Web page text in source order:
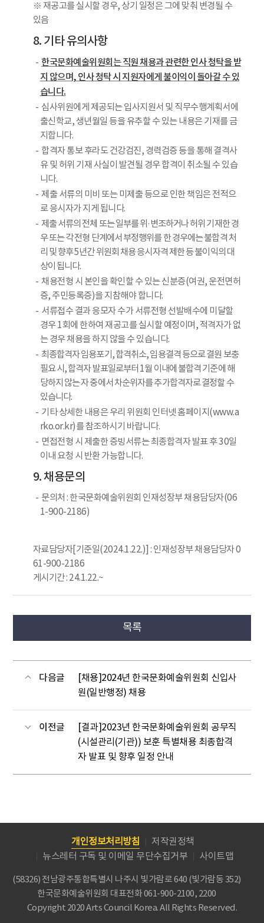
※ 재공고를 실시할 경우, 상기 일정은 그에 맞춰 변경될 수
있음
8. 기타 유의사항
한국문화예술위원회는 직원 채용과 관련한 인사 청탁을 받
지 않으며, 인사 청탁 시 지원자에게 불이익이 돌아갈 수 있
습니다.
심사위원에게 제공되는 입사지원서 및 직무수행계획서에
출신학교, 생년월일 등을 유추할 수 있는 내용은 기재를 금
지합니다.
합격자 통보 후라도 건강검진, 경력검증 등을 통해 결격사
유 및 허위 기재 사실이 발견될 경우 합격이 취소될 수 있습
니다.
제출 서류의 미비 또는 미제출 등으로 인한 책임은 전적으
로 응시자가 지게 됩니다.
제출 서류의 전체 또는 일부를 위·변조하거나 허위 기재한 경
우 또는 각 전형 단계에서 부정행위를 한 경우에는 불합격 처
리 및 향후 5년간 위원회 채용 응시자격 제한 등 불이익의 대
상이 됩니다.
채용전형 시 본인을 확인할 수 있는 신분증(여권, 운전면허
증, 주민등록증)을 지참해야 합니다.
서류접수 결과 응모자 수가 서류전형 선발배수에 미달할
경우 1회에 한하여 재공고를 실시할 예정이며, 적격자가 없
는 경우 채용을 하지 않을 수 있습니다.
최종합격자 임용포기, 합격취소, 임용결격 등으로 결원 보충
필요 시, 합격자 발표일로부터 1월 이내에 불합격 기준에 해
당하지 않는 자 중에서 차순위자를 추가합격자로 결정할 수
있습니다.
기타 상세한 내용은 우리 위원회 인터넷 홈페이지(www.a
rko.or.kr)를 참조하시기 바랍니다.
면접전형 시 제출한 증빙서류는 최종합격자 발표 후 30일
이내 요청 시 반환 가능합니다.
9. 채용문의
문의처 : 한국문화예술위원회 인재성장부 채용담당자(06
1-900-2186)
자료담당자[기준일(2024.1.22.)] : 인재성장부 채용담당자 0
61-900-2186
게시기간 : 24.1.22.~
목록
다음글
[채용]2024년 한국문화예술위원회 신입사
원(일반행정) 채용
이전글
[결과]2023년 한국문화예술위원회 공무직
(시설관리(기관)) 보훈 특별채용 최종합격
자 발표 및 향후 일정 안내
개인정보처리방침
저작권정책
뉴스레터 구독 및 이메일 무단수집거부
사이트맵
(58326) 전남광주통합특별시 나주시 빛가람로 640 (빛가람동 352)
한국문화예술위원회 대표전화 061-900-2100, 2200
Copyright 2020 Arts Council Korea. All Rights Reserved.